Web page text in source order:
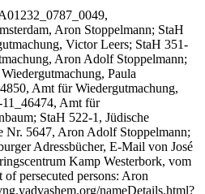
Aron Stoppelmann; StaH
Victor Leers; StaH 351-
Aron Adolf Stoppelmann;
Paula
Amt für Wiedergutmachung,
Amt für
StaH 522-1, Jüdische
Nr. 5647, Aron Adolf Stoppelmann;
Adressbücher, E-Mail von José
Kamp Westerbork, vom
persecuted persons: Aron
nameDetails.html?